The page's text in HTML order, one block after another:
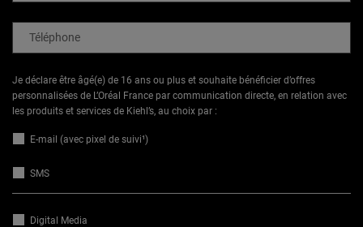
Téléphone
Je déclare être âgé(e) de 16 ans ou plus et souhaite bénéficier d’offres
personnalisées de L’Oréal France par communication directe, en relation avec
les produits et services de Kiehl’s, au choix par :
E-mail (avec pixel de suivi¹)
SMS
Digital Media